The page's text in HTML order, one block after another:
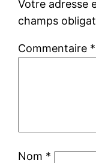
Votre adresse
champs
Commentaire *
Nom *